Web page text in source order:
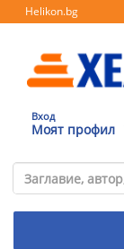
Helikon.bg
Вход
Моят профил